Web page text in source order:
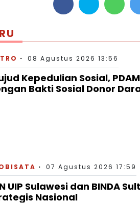
08 Agustus 2026 13:56
Kepedulian Sosial,
Bakti Sosial Donor
07 Agustus 2026 17:59
UIP Sulawesi dan BINDA
Nasional